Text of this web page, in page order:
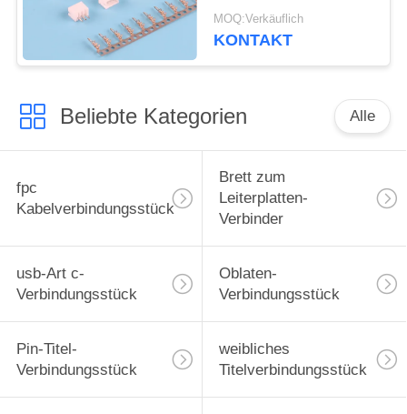
250VAC Nylon66
1.5mm
MOQ:Verkäuflich
KONTAKT
Beliebte Kategorien Alle
fpc
Kabelverbindungsstück
Brett zum
Leiterplatten-
Verbinder
usb-Art c-
Verbindungsstück
Oblaten-
Verbindungsstück
Pin-Titel-
Verbindungsstück
weibliches
Titelverbindungsstück